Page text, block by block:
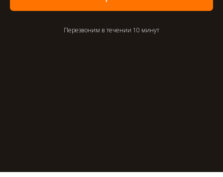
Перезвоним в течении 10 минут